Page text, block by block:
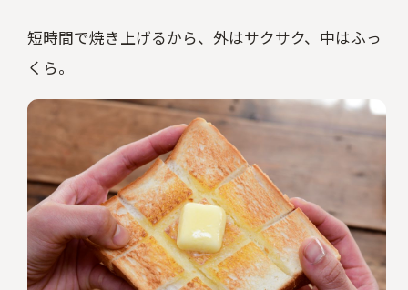
短時間で焼き上げるから、外はサクサク、中はふっ
くら。